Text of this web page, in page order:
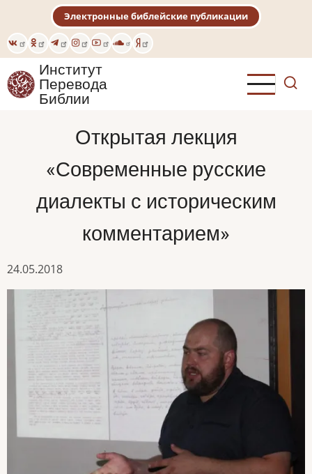
основному
содержанию
Электронные библейские публикации
Институт
Перевода
Библии
Открытая лекция
«Современные русские
диалекты с историческим
комментарием»
24.05.2018